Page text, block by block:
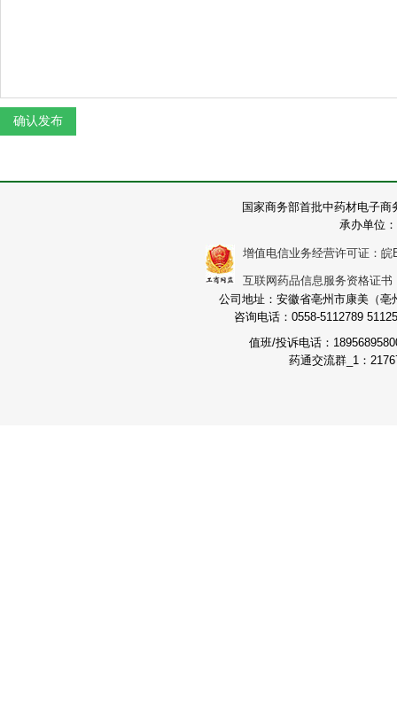
国家商务部首批中药材电子
承办单位
增值电信业务经营许可证：皖
互联网药品信息服务资格证
公司地址：安徽省亳州市康美（
咨询电话：0558-5112789
值班/投诉电话：
药通交流群_1：